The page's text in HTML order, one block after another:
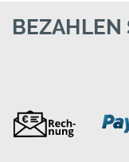
BEZAHLEN